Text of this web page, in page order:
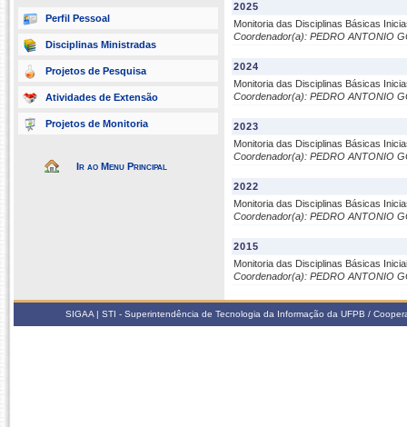
Perfil Pessoal
Disciplinas Ministradas
Projetos de Pesquisa
Atividades de Extensão
Projetos de Monitoria
Ir ao Menu Principal
2025
Monitoria das Disciplinas Básicas
Coordenador(a): PEDRO ANTONIO
2024
Monitoria das Disciplinas Básicas
Coordenador(a): PEDRO ANTONIO
2023
Monitoria das Disciplinas Básicas
Coordenador(a): PEDRO ANTONIO
2022
Monitoria das Disciplinas Básicas
Coordenador(a): PEDRO ANTONIO
2015
Monitoria das Disciplinas Básicas
Coordenador(a): PEDRO ANTONIO
SIGAA | STI - Superintendência de Tecnologia da Informação da UFPB /